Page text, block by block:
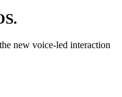
new voice-led interaction